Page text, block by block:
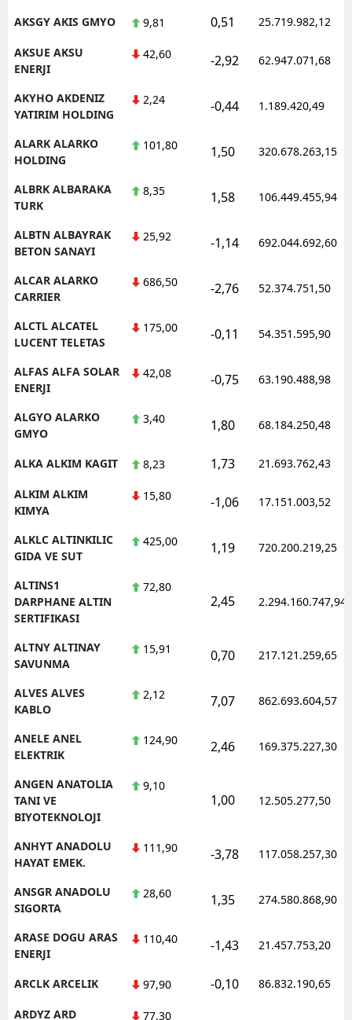
AKSGY AKIS GMYO 9,81 0,51 25.719.982,12
AKSUE AKSU
ENERJI
42,60 -2,92 62.947.071,68
AKYHO AKDENIZ
YATIRIM HOLDING
2,24 -0,44 1.189.420,49
ALARK ALARKO
HOLDING
101,80 1,50 320.678.263,15
ALBRK ALBARAKA
TURK
8,35 1,58 106.449.455,94
ALBTN ALBAYRAK
BETON SANAYI
25,92 -1,14 692.044.692,60
ALCAR ALARKO
CARRIER
686,50 -2,76 52.374.751,50
ALCTL ALCATEL
LUCENT TELETAS
175,00 -0,11 54.351.595,90
ALFAS ALFA SOLAR
ENERJI
42,08 -0,75 63.190.488,98
ALGYO ALARKO
GMYO
3,40 1,80 68.184.250,48
ALKA ALKIM KAGIT 8,23 1,73 21.693.762,43
ALKIM ALKIM
KIMYA
15,80 -1,06 17.151.003,52
ALKLC ALTINKILIC
GIDA VE SUT
425,00 1,19 720.200.219,25
ALTINS1
DARPHANE ALTIN
SERTIFIKASI
72,80
2,45 2.294.160.747,94
ALTNY ALTINAY
SAVUNMA
15,91 0,70 217.121.259,65
ALVES ALVES
KABLO
2,12 7,07 862.693.604,57
ANELE ANEL
ELEKTRIK
124,90 2,46 169.375.227,30
ANGEN ANATOLIA
TANI VE
BIYOTEKNOLOJI
9,10
1,00 12.505.277,50
ANHYT ANADOLU
HAYAT EMEK.
111,90 -3,78 117.058.257,30
ANSGR ANADOLU
SIGORTA
28,60 1,35 274.580.868,90
ARASE DOGU ARAS
ENERJI
110,40 -1,43 21.457.753,20
ARCLK ARCELIK 97,90 -0,10 86.832.190,65
ARDYZ ARD 77,30